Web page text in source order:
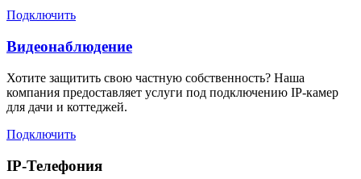
Подключить
Видеонаблюдение
Хотите защитить свою частную собственность? Наша
компания предоставляет услуги под подключению IP-камер
для дачи и коттеджей.
Подключить
IP-Телефония